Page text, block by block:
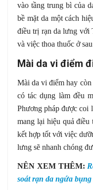
vào tầng trung bì của
bề mặt da một cách
điều trị rạn da lưng với
và việc thoa thuốc ở
Mài da vi điểm
Mài da vi điểm hay
có tác dụng làm đều
Phương pháp được coi
mang lại hiệu quả
kết hợp tốt với việc
lưng sẽ nhanh chóng
NÊN XEM THÊM:
soát rạn da ngứa bụng